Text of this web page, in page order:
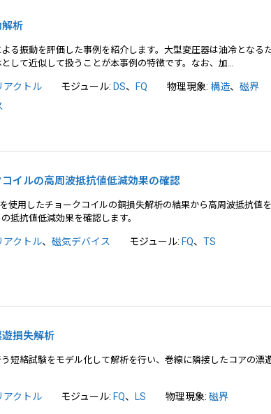
析
る振動を評価した事例を紹介します。大型変圧器は油冷となる
して近似して扱うことが本事例の特徴です。なお、加…
アクトル モジュール: DS、 FQ 物理現象: 構造、 磁界
イルの高周波抵抗値低減効果の確認
使用したチョークコイルの銅損失解析の結果から高周波抵抗値
抵抗値低減効果を確認します。
アクトル、 磁気デバイス モジュール: FQ、TS
損失解析
短絡試験をモデル化して解析を行い、巻線に隣接したコアの漂
アクトル モジュール: FQ、 LS 物理現象: 磁界